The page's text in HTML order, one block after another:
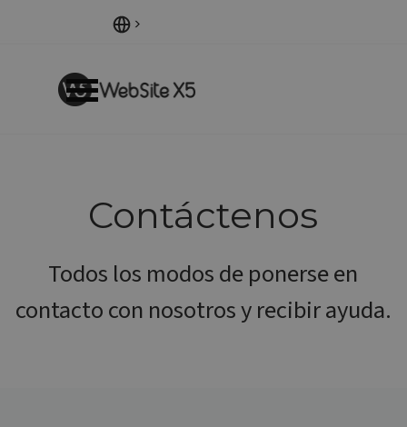
Saltar menú
Contáctenos
Todos los modos de ponerse en
contacto con nosotros y recibir ayuda.